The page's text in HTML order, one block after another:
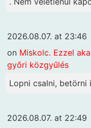
2026.08.07. at 23:46
on Miskolc. Ezzel
győri közgyűlés
Lopni csalni, betörni
2026.08.07. at 22:49